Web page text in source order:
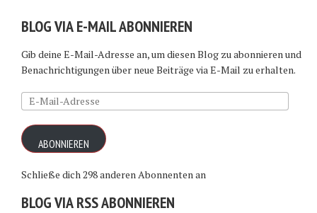
BLOG VIA E-MAIL ABONNIEREN
Gib deine E-Mail-Adresse an, um diesen Blog zu abonnieren und
Benachrichtigungen über neue Beiträge via E-Mail zu erhalten.
E-
Mail-
Adresse
ABONNIEREN
Schließe dich 298 anderen Abonnenten an
BLOG VIA RSS ABONNIEREN